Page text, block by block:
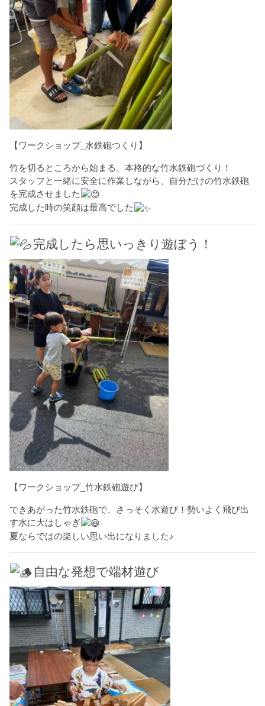
【ワークショップ_水鉄砲つくり】
竹を切るところから始まる、本格的な竹水鉄砲づくり！
スタッフと一緒に安全に作業しながら、自分だけの竹水鉄砲
を完成させました
完成した時の笑顔は最高でした
完成したら思いっきり遊ぼう！
【ワークショップ_竹水鉄砲遊び】
できあがった竹水鉄砲で、さっそく水遊び！勢いよく飛び出
す水に大はしゃぎ
夏ならではの楽しい思い出になりました♪
自由な発想で端材遊び